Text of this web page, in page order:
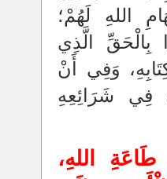
اللهِ لَهُمْ؛
بِالْحَقِّ الَّذِي
وَفِي أَنْ
فِي شَرَائِعِهِ
اللهِ،